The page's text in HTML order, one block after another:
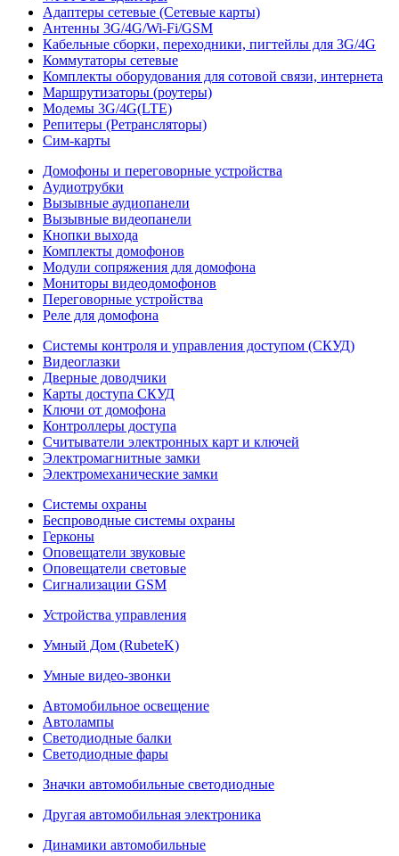
Адаптеры сетевые (Сетевые карты)
Антенны 3G/4G/Wi-Fi/GSM
Кабельные сборки, переходники, пигтейлы для 3G/4G
Коммутаторы сетевые
Комплекты оборудования для сотовой связи, интернета
Маршрутизаторы (роутеры)
Модемы 3G/4G(LTE)
Репитеры (Ретрансляторы)
Сим-карты
Домофоны и переговорные устройства
Аудиотрубки
Вызывные аудиопанели
Вызывные видеопанели
Кнопки выхода
Комплекты домофонов
Модули сопряжения для домофона
Мониторы видеодомофонов
Переговорные устройства
Реле для домофона
Системы контроля и управления доступом (СКУД)
Видеоглазки
Дверные доводчики
Карты доступа СКУД
Ключи от домофона
Контроллеры доступа
Считыватели электронных карт и ключей
Электромагнитные замки
Электромеханические замки
Системы охраны
Беспроводные системы охраны
Герконы
Оповещатели звуковые
Оповещатели световые
Сигнализации GSM
Устройства управления
Умный Дом (RubeteK)
Умные видео-звонки
Автомобильное освещение
Автолампы
Светодиодные балки
Светодиодные фары
Значки автомобильные светодиодные
Другая автомобильная электроника
Динамики автомобильные